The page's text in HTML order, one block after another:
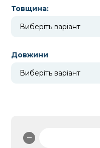
Товщина:
Довжини